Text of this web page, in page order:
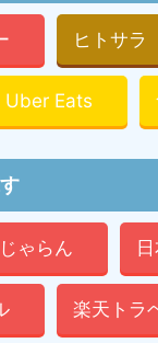
ヒトサラ
Uber Eats
じゃらん
楽天トラ